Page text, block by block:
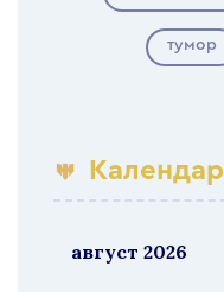
тумор
Календар
август 2026